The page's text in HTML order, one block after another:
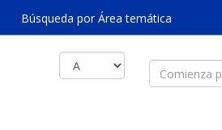
Búsqueda por Área temática